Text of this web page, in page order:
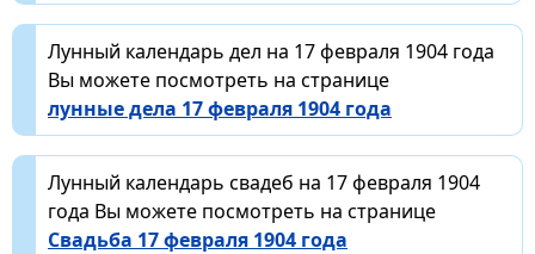
Лунный календарь дел на 17 февраля 1904 года
Вы можете посмотреть на странице
лунные дела 17 февраля 1904 года
Лунный календарь свадеб на 17 февраля 1904
года Вы можете посмотреть на странице
Свадьба 17 февраля 1904 года